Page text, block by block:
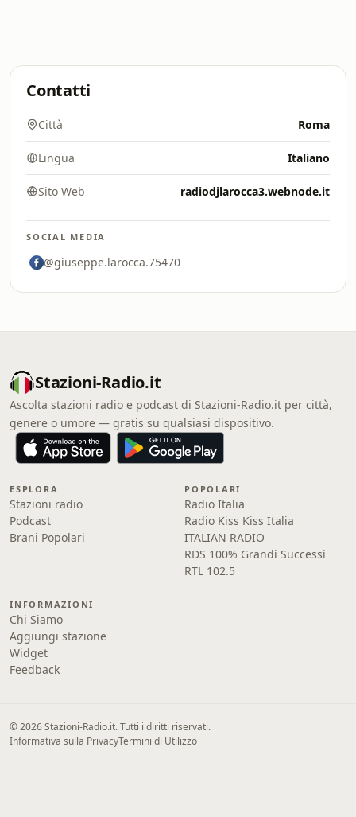
Contatti
Città Roma
Lingua Italiano
Sito Web radiodjlarocca3.webnode.it
SOCIAL MEDIA
@giuseppe.larocca.75470
Stazioni-Radio.it
Ascolta stazioni radio e podcast di Stazioni-Radio.it per città,
genere o umore — gratis su qualsiasi dispositivo.
ESPLORA
Stazioni radio
Podcast
Brani Popolari
POPOLARI
Radio Italia
Radio Kiss Kiss Italia
ITALIAN RADIO
RDS 100% Grandi Successi
RTL 102.5
INFORMAZIONI
Chi Siamo
Aggiungi stazione
Widget
Feedback
© 2026 Stazioni-Radio.it. Tutti i diritti riservati.
Informativa sulla PrivacyTermini di Utilizzo